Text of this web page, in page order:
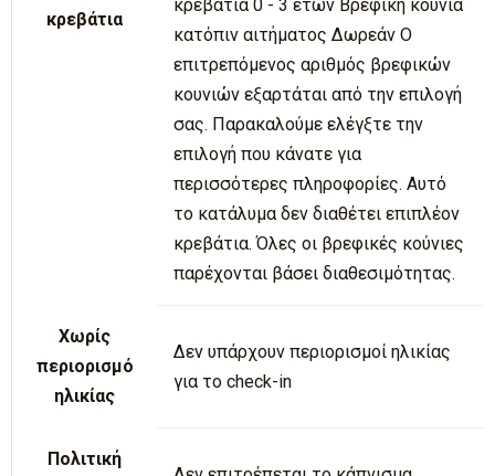
κρεβάτια
κρεβάτια 0 - 3 ετών Βρεφική κούνια
κατόπιν αιτήματος Δωρεάν Ο
επιτρεπόμενος αριθμός βρεφικών
κουνιών εξαρτάται από την επιλογή
σας. Παρακαλούμε ελέγξτε την
επιλογή που κάνατε για
περισσότερες πληροφορίες. Αυτό
το κατάλυμα δεν διαθέτει επιπλέον
κρεβάτια. Όλες οι βρεφικές κούνιες
παρέχονται βάσει διαθεσιμότητας.
Χωρίς
περιορισμό
ηλικίας
Δεν υπάρχουν περιορισμοί ηλικίας
για το check-in
Πολιτική